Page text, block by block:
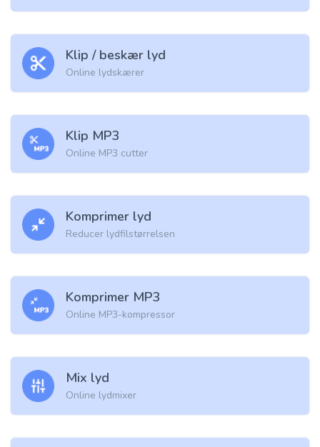
Klip / beskær lyd
Online lydskærer
Klip MP3
Online MP3 cutter
Komprimer lyd
Reducer lydfilstørrelsen
Komprimer MP3
Online MP3-kompressor
Mix lyd
Online lydmixer